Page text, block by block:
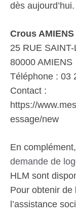
dès aujourd’hui.
Crous
25 RUE SAINT-
80000 AMIENS
Téléphone : 03
Contact :
https://
essage/new
En
demande de
HLM sont
Pour obtenir de
l’assistance